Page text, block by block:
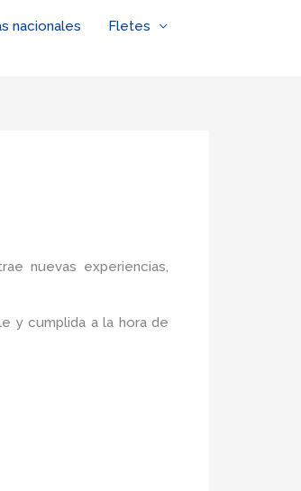
nacionales
Fletes
nuevas experiencias,
y cumplida a la hora de